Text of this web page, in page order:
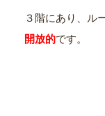
３階にあり、ル
開放的です。